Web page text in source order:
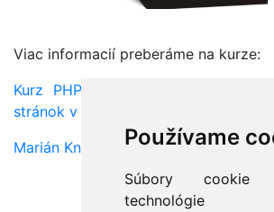
Používame
Súbory
technológie
Viac informacií preberáme na kurze:
Kurz PHP - Programovanie
stránok v PHP a úvod do AJAXu
Marián Knězek